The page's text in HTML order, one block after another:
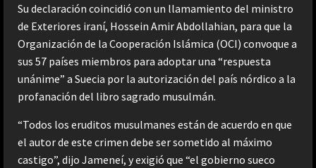
Su declaración coincidió con un llamamiento del ministro
de Exteriores iraní, Hossein Amir Abdollahian, para que la
Organización de la Cooperación Islámica (OCI) convoque a
sus 57 países miembros para adoptar una “respuesta
unánime” a Suecia por la autorización del país nórdico a la
profanación del libro sagrado musulmán.
“Todos los eruditos musulmanes están de acuerdo en que
el autor de este crimen debe ser sometido al máximo
castigo”, dijo Jameneí, y exigió que “el gobierno sueco